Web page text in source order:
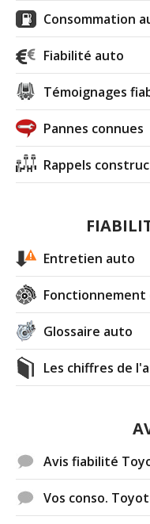
Consommation
Fiabilité auto
Témoignages
Pannes connues
Rappels
Entretien auto
Glossaire auto
Les chiffres de
Avis fiabilité
Vos conso.